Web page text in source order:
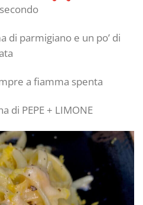
di parmigiano e un po’ di
a fiamma spenta
di PEPE + LIMONE